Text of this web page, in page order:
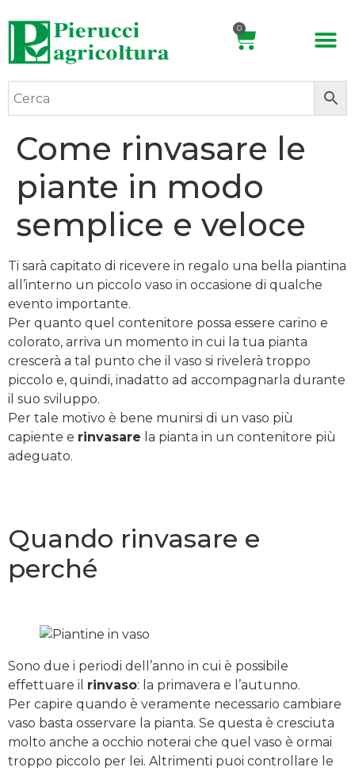
0
Come rinvasare le
piante in modo
semplice e veloce
Ti sarà capitato di ricevere in regalo una bella piantina
all’interno un piccolo vaso in occasione di qualche
evento importante.
Per quanto quel contenitore possa essere carino e
colorato, arriva un momento in cui la tua pianta
crescerà a tal punto che il vaso si rivelerà troppo
piccolo e, quindi, inadatto ad accompagnarla durante
il suo sviluppo.
Per tale motivo è bene munirsi di un vaso più
capiente e rinvasare la pianta in un contenitore più
adeguato.
Quando rinvasare e
perché
Sono due i periodi dell’anno in cui è possibile
effettuare il rinvaso: la primavera e l’autunno.
Per capire quando è veramente necessario cambiare
vaso basta osservare la pianta. Se questa è cresciuta
molto anche a occhio noterai che quel vaso è ormai
troppo piccolo per lei. Altrimenti puoi controllare le